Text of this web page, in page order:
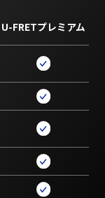
U-FRETプレミアム